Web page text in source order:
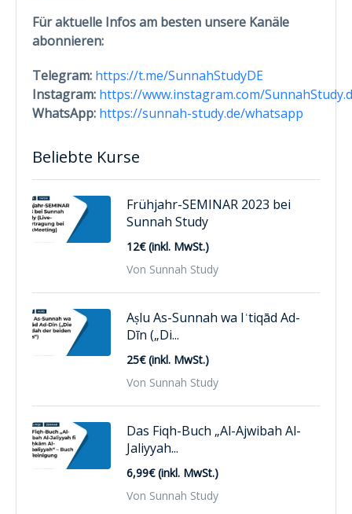
Für aktuelle Infos am besten unsere Kanäle
abonnieren:
Telegram: https://t.me/SunnahStudyDE
Instagram: https://www.instagram.com/
WhatsApp: https://sunnah-study.de/whatsapp
Beliebte Kurse
Frühjahr-SEMINAR 2023 bei
Sunnah Study
12€ (inkl. MwSt.)
Von Sunnah Study
Aṣlu As-Sunnah wa Iʿtiqād Ad-
Dīn („Di...
25€ (inkl. MwSt.)
Von Sunnah Study
Das Fiqh-Buch „Al-Ajwibah Al-
Jaliyyah...
6,99€ (inkl. MwSt.)
Von Sunnah Study